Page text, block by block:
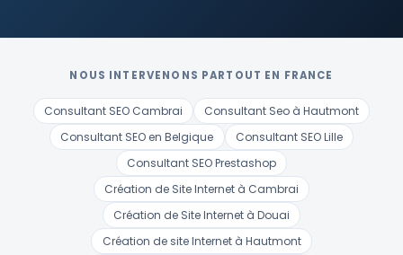
NOUS INTERVENONS PARTOUT EN FRANCE
Consultant SEO Cambrai
Consultant Seo à Hautmont
Consultant SEO en Belgique
Consultant SEO Lille
Consultant SEO Prestashop
Création de Site Internet à Cambrai
Création de Site Internet à Douai
Création de site Internet à Hautmont